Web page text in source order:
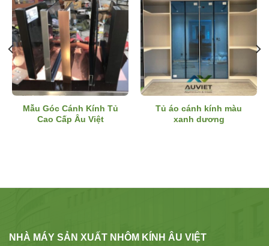
Mẫu Góc Cánh Kính Tủ
Cao Cấp Âu Việt
Tủ áo cánh kính màu
xanh dương
NHÀ MÁY SẢN XUẤT NHÔM KÍNH ÂU VIỆT